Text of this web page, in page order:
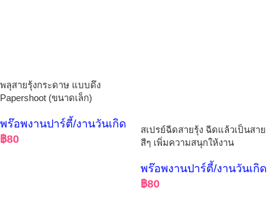
พลุสายรุ้งกระดาษ แบบดึง
Papershoot (ขนาดเล็ก)
พร๊อพงานปาร์ตี้/งานวันเกิด
฿80
สเปรย์ฉีดสายรุ้ง ฉีดแล้วเป็นสาย
สีๆ เพิ่มความสนุกให้งาน
พร๊อพงานปาร์ตี้/งานวันเกิด
฿80